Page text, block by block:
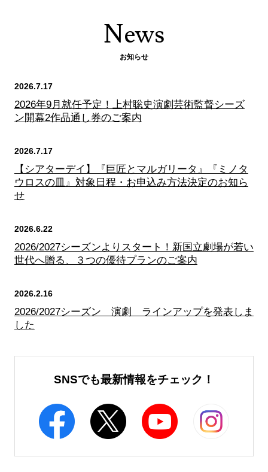
News
お知らせ
2026.7.17
2026年9月就任予定！上村聡史演劇芸術監督シーズ
ン開幕2作品通し券のご案内
2026.7.17
【シアターデイ】『巨匠とマルガリータ』『ミノタ
ウロスの皿』対象日程・お申込み方法決定のお知ら
せ
2026.6.22
2026/2027シーズンよりスタート！新国立劇場が若い
世代へ贈る、３つの優待プランのご案内
2026.2.16
2026/2027シーズン 演劇 ラインアップを発表しま
した
SNSでも最新情報をチェック！